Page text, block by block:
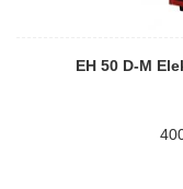
EH 50 D-M